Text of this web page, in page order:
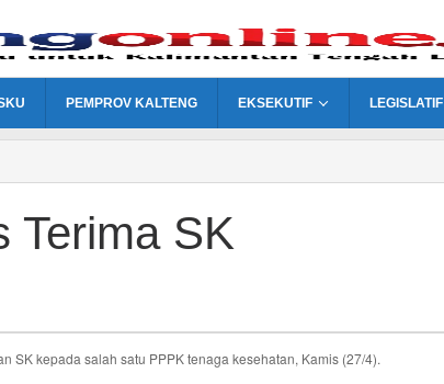
PEMPROV KALTENG EKSEKUTIF LEGISLATIF
Terima SK